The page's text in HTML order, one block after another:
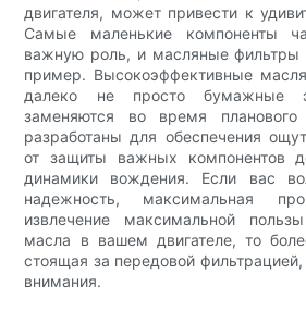
двигателя, может привести к
Самые маленькие компоненты
важную роль, и масляные
пример. Высокоэффективные
далеко не просто бумажные
заменяются во время планового
разработаны для обеспечения
от защиты важных компонентов
динамики вождения. Если вас
надежность, максимальная
извлечение максимальной
масла в вашем двигателе, то
стоящая за передовой
внимания.